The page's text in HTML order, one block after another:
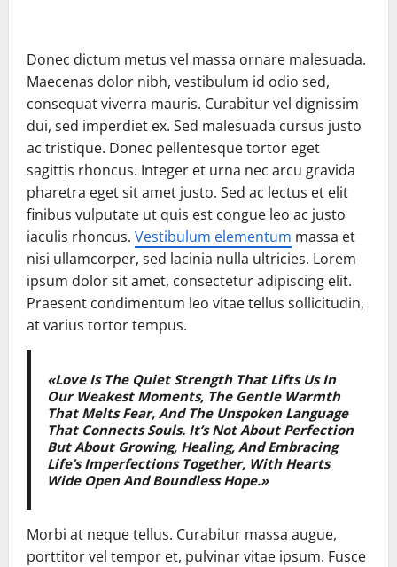
Donec dictum metus vel massa ornare malesuada.
Maecenas dolor nibh, vestibulum id odio sed,
consequat viverra mauris. Curabitur vel dignissim
dui, sed imperdiet ex. Sed malesuada cursus justo
ac tristique. Donec pellentesque tortor eget
sagittis rhoncus. Integer et urna nec arcu gravida
pharetra eget sit amet justo. Sed ac lectus et elit
finibus vulputate ut quis est congue leo ac justo
iaculis rhoncus. Vestibulum elementum massa et
nisi ullamcorper, sed lacinia nulla ultricies. Lorem
ipsum dolor sit amet, consectetur adipiscing elit.
Praesent condimentum leo vitae tellus sollicitudin,
at varius tortor tempus.
«Love Is The Quiet Strength That Lifts Us In
Our Weakest Moments, The Gentle Warmth
That Melts Fear, And The Unspoken Language
That Connects Souls. It’s Not About Perfection
But About Growing, Healing, And Embracing
Life’s Imperfections Together, With Hearts
Wide Open And Boundless Hope.»
Morbi at neque tellus. Curabitur massa augue,
porttitor vel tempor et, pulvinar vitae ipsum. Fusce